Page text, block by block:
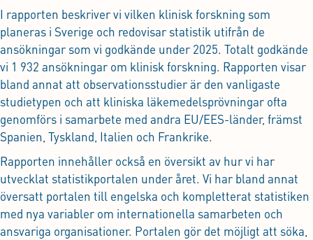
I rapporten beskriver vi vilken klinisk forskning som
planeras i Sverige och redovisar statistik utifrån de
ansökningar som vi godkände under 2025. Totalt godkände
vi 1 932 ansökningar om klinisk forskning. Rapporten visar
bland annat att observationsstudier är den vanligaste
studietypen och att kliniska läkemedelsprövningar ofta
genomförs i samarbete med andra EU/EES-länder, främst
Spanien, Tyskland, Italien och Frankrike.
Rapporten innehåller också en översikt av hur vi har
utvecklat statistikportalen under året. Vi har bland annat
översatt portalen till engelska och kompletterat statistiken
med nya variabler om internationella samarbeten och
ansvariga organisationer. Portalen gör det möjligt att söka,